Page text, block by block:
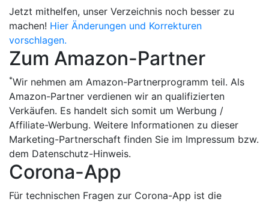
Jetzt mithelfen, unser Verzeichnis noch besser zu
machen! Hier Änderungen und Korrekturen
vorschlagen.
Zum Amazon-Partner
*Wir nehmen am Amazon-Partnerprogramm teil. Als
Amazon-Partner verdienen wir an qualifizierten
Verkäufen. Es handelt sich somit um Werbung /
Affiliate-Werbung. Weitere Informationen zu dieser
Marketing-Partnerschaft finden Sie im Impressum bzw.
dem Datenschutz-Hinweis.
Corona-App
Für technischen Fragen zur Corona-App ist die